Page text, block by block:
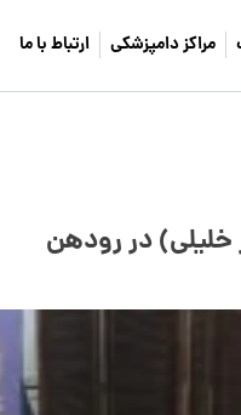
مراکز دامپزشکی ارتباط با ما
در رودهن